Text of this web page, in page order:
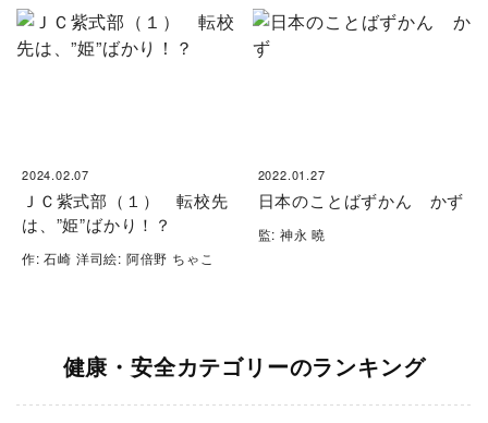
2024.02.07
ＪＣ紫式部（１） 転校先
は、”姫”ばかり！？
作: 石崎 洋司絵: 阿倍野 ちゃこ
2022.01.27
日本のことばずかん かず
監: 神永 曉
健康・安全カテゴリーのランキング